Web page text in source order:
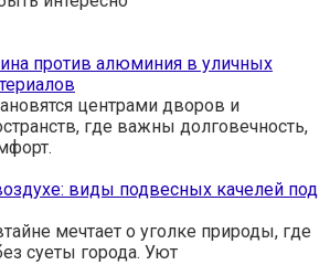
против алюминия в уличных
центрами дворов и
где важны долговечность,
виды подвесных качелей под
мечтает о уголке природы, где
суеты города. Уют